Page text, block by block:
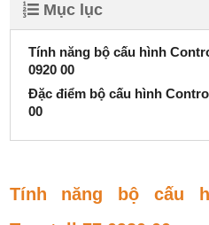
Mục lục
Tính năng bộ cấu hình
0920 00
Đặc điểm bộ cấu hình
00
Tính năng bộ cấu